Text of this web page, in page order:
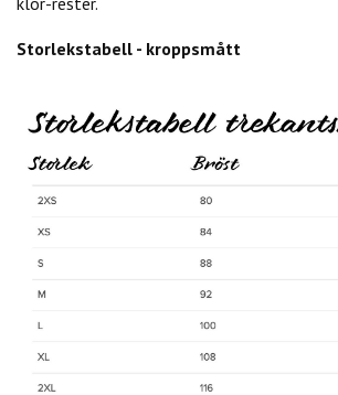
Storlekstabell - kroppsmått